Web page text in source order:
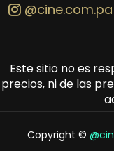
@cine.com.pa
Este sitio no es
precios, ni de las
Copyright ©